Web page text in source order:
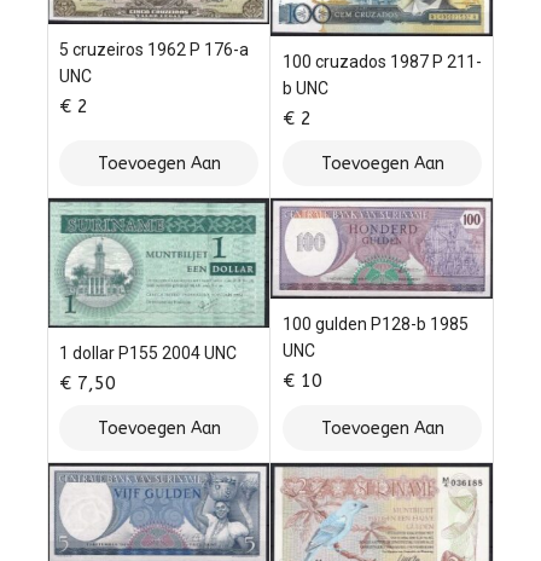
5 cruzeiros 1962 P 176-a
UNC
€ 2
Toevoegen Aan
Winkelwagen
100 cruzados 1987 P 211-
b UNC
€ 2
Toevoegen Aan
Winkelwagen
1 dollar P155 2004 UNC
€ 7,50
Toevoegen Aan
Winkelwagen
100 gulden P128-b 1985
UNC
€ 10
Toevoegen Aan
Winkelwagen